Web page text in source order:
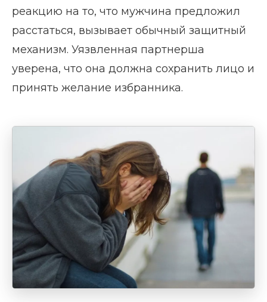
реакцию на то, что мужчина предложил
расстаться, вызывает обычный защитный
механизм. Уязвленная партнерша
уверена, что она должна сохранить лицо и
принять желание избранника.